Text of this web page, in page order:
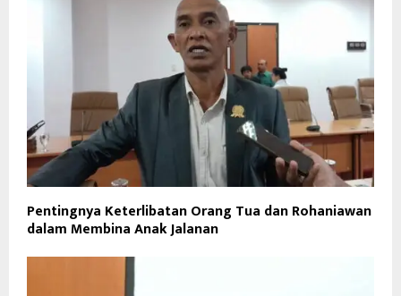
Pentingnya Keterlibatan Orang Tua dan Rohaniawan
dalam Membina Anak Jalanan